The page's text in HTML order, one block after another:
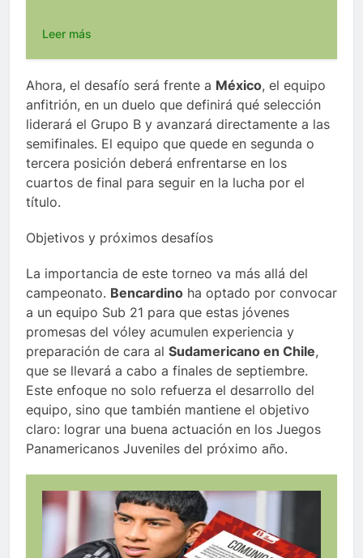
Leer más
Ahora, el desafío será frente a México, el equipo
anfitrión, en un duelo que definirá qué selección
liderará el Grupo B y avanzará directamente a las
semifinales. El equipo que quede en segunda o
tercera posición deberá enfrentarse en los
cuartos de final para seguir en la lucha por el
título.
Objetivos y próximos desafíos
La importancia de este torneo va más allá del
campeonato. Bencardino ha optado por convocar
a un equipo Sub 21 para que estas jóvenes
promesas del vóley acumulen experiencia y
preparación de cara al Sudamericano en Chile,
que se llevará a cabo a finales de septiembre.
Este enfoque no solo refuerza el desarrollo del
equipo, sino que también mantiene el objetivo
claro: lograr una buena actuación en los Juegos
Panamericanos Juveniles del próximo año.